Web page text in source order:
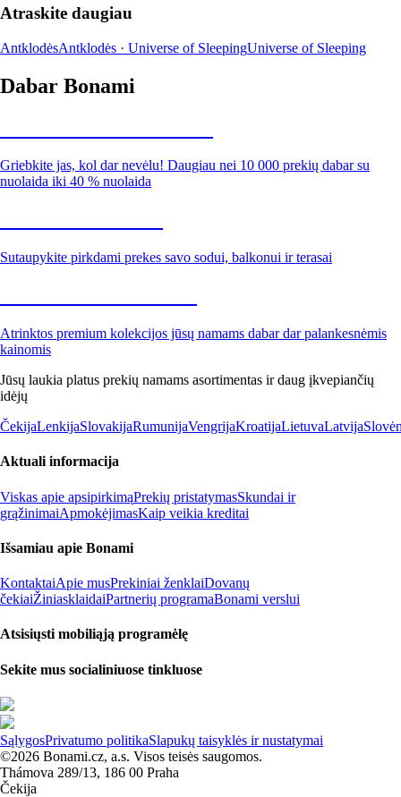
Atraskite daugiau
AntklodėsAntklodės · Universe of SleepingUniverse of Sleeping
Dabar Bonami
Griebkite jas, kol dar nevėlu! Daugiau nei 10 000 prekių dabar su
nuolaida iki 40 % nuolaida
Sutaupykite pirkdami prekes savo sodui, balkonui ir terasai
Atrinktos premium kolekcijos jūsų namams dabar dar palankesnėmis
kainomis
Jūsų laukia platus prekių namams asortimentas ir daug įkvepiančių
idėjų
ČekijaLenkijaSlovakijaRumunijaVengrijaKroatijaLietuvaLatvija
Aktuali informacija
Viskas apie apsipirkimąPrekių pristatymasSkundai ir
grąžinimaiApmokėjimasKaip veikia kreditai
Išsamiau apie Bonami
KontaktaiApie musPrekiniai ženklaiDovanų
čekiaiŽiniasklaidaiPartnerių programaBonami verslui
Atsisiųsti mobiliąją programėlę
Sekite mus socialiniuose tinkluose
SąlygosPrivatumo politikaSlapukų taisyklės ir nustatymai
©2026 Bonami.cz, a.s. Visos teisės saugomos.
Thámova 289/13, 186 00 Praha
Čekija